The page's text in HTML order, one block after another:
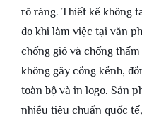
rõ ràng. Thiết kế không
do khi làm việc tại văn
chống gió và chống
không gây cồng kềnh,
toàn bộ và in logo. Sản
nhiều tiêu chuẩn quốc